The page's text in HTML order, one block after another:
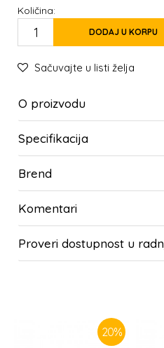
Količina:
DODAJ U KORPU
Sačuvajte u listi želja
O proizvodu
Specifikacija
Brend
Komentari
Proveri dostupnost u
20%